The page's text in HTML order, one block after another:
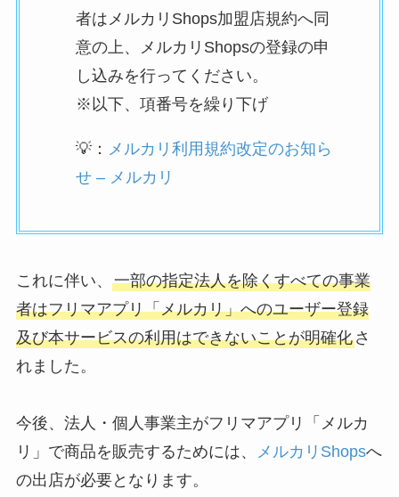
者はメルカリShops加盟店規約へ同
意の上、メルカリShopsの登録の申
し込みを行ってください。
※以下、項番号を繰り下げ
💡： メルカリ利用規約改定のお知ら
せ – メルカリ
これに伴い、 一部の指定法人を除くすべての事業
者はフリマアプリ「メルカリ」へのユーザー登録
及び本サービスの利用はできないことが明確化さ
れました。
今後、法人・個人事業主がフリマアプリ「メルカ
リ」で商品を販売するためには、
メルカリShopsへ
の出店が必要となります。